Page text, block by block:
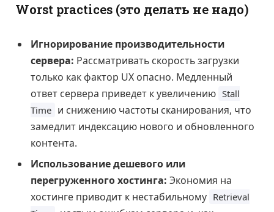
Worst practices (это делать не надо)
Игнорирование производительности
сервера: Рассматривать скорость загрузки
только как фактор UX опасно. Медленный
ответ сервера приведет к увеличению Stall
Time и снижению частоты сканирования, что
замедлит индексацию нового и обновленного
контента.
Использование дешевого или
перегруженного хостинга: Экономия на
хостинге приводит к нестабильному Retrieval